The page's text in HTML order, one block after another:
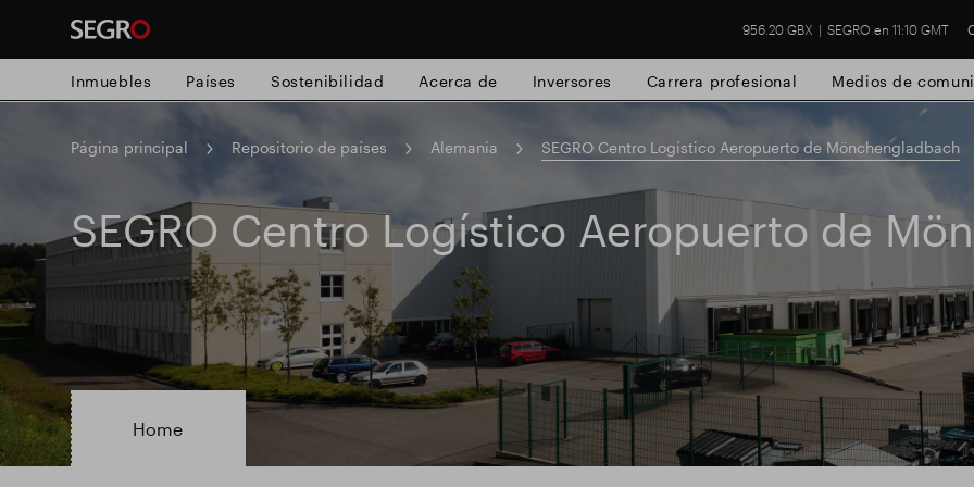
956.20 GBX SEGRO en 11:10 GMT
Submit
search
Search
Búsqueda popular
Responsable SEGRO Finca comercial Slough Resultados financieros
Parque inteligente
Inmuebles Países Sostenibilidad Acerca de Inversores Carrera profesional Medios de
Página principal Repositorio de países Alemania SEGRO Centro Logístico Aeropuerto de Mönchengladbach
SEGRO Centro Logístico Aeropuerto de
Home